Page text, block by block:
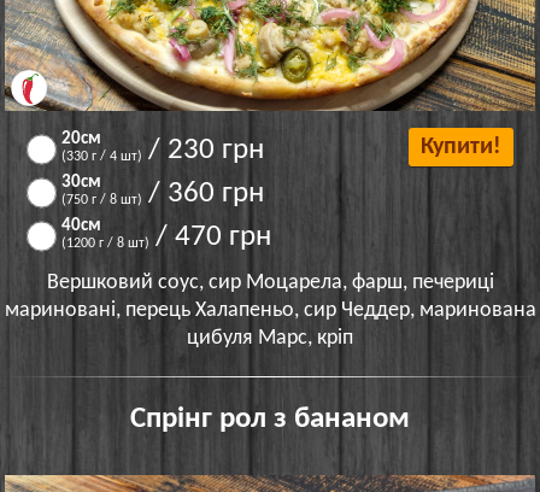
20см
(330 г / 4 шт) / 230 грн
30см
(750 г / 8 шт) / 360 грн
40см
(1200 г / 8 шт) / 470 грн
Купити!
Вершковий соус, сир Моцарела, фарш, печериці
мариновані, перець Халапеньо, сир Чеддер, маринована
цибуля Марс, кріп
Спрінг рол з бананом